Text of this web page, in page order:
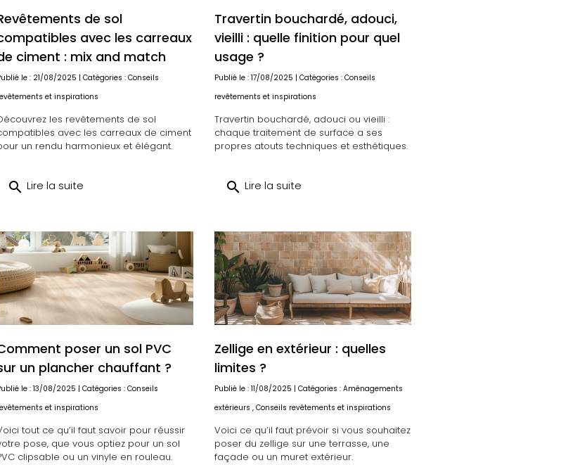
de sol
avec les carreaux
ciment : mix and match
le : 21/08/2025 | Catégories : Conseils
et inspirations
les revêtements de sol
avec les carreaux de ciment
un rendu harmonieux et élégant.
search Lire la suite
Travertin bouchardé, adouci,
vieilli : quelle finition pour quel
usage ?
Publié le : 17/08/2025 | Catégories : Conseils
revêtements et inspirations
Travertin bouchardé, adouci ou vieilli :
chaque traitement de surface a ses
propres atouts techniques et esthétiques.
search Lire la suite
poser un sol PVC
un plancher chauffant ?
le : 13/08/2025 | Catégories : Conseils
et inspirations
tout ce qu’il faut savoir pour réussir
pose, que vous optiez pour un sol
clipsable ou un vinyle en rouleau.
Zellige en extérieur : quelles
limites ?
Publié le : 11/08/2025 | Catégories : Aménagements
extérieurs , Conseils revêtements et inspirations
Voici ce qu’il faut prévoir si vous souhaitez
poser du zellige sur une terrasse, une
façade ou un muret extérieur.